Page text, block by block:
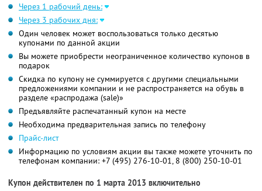
Через 1 рабочий день:
Через 3 рабочих дня:
Один человек может воспользоваться только десятью
купонами по данной акции
Вы можете приобрести неограниченное количество купонов в
подарок
Скидка по купону не суммируется с другими специальными
предложениями компании и не распространяется на обувь в
разделе «распродажа (sale)»
Предъявляйте распечатанный купон на месте
Необходима предварительная запись по телефону
Прайс-лист
Информацию по условиям акции вы также можете уточнить по
телефонам компании: +7 (495) 276-10-01, 8 (800) 250-10-01
Купон действителен по 1 марта 2013 включительно